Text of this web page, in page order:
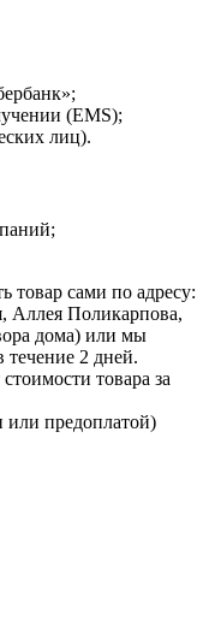
(EMS);
лиц).
товар сами по адресу:
Аллея Поликарпова,
дома) или мы
течение 2 дней.
товара за
или предоплатой)